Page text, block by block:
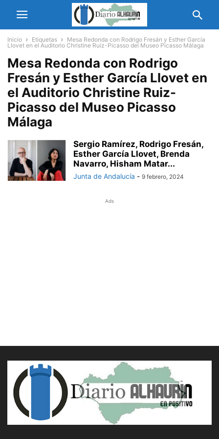
Inicio Etiquetas
Mesa Redonda con Rodrigo Fresán y Esther García
Llovet en el Auditorio Christine Ruiz-Picasso del Museo Picasso Málaga
Mesa Redonda con Rodrigo
Fresán y Esther García Llovet en
el Auditorio Christine Ruiz-
Picasso del Museo Picasso
Málaga
Sergio Ramírez, Rodrigo Fresán,
Esther García Llovet, Brenda
Navarro, Hisham Matar...
Junta de Andalucía - 9 febrero, 2024
Ads